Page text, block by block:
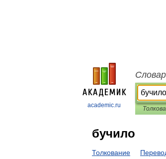
academic.ru
бучило
Толкование